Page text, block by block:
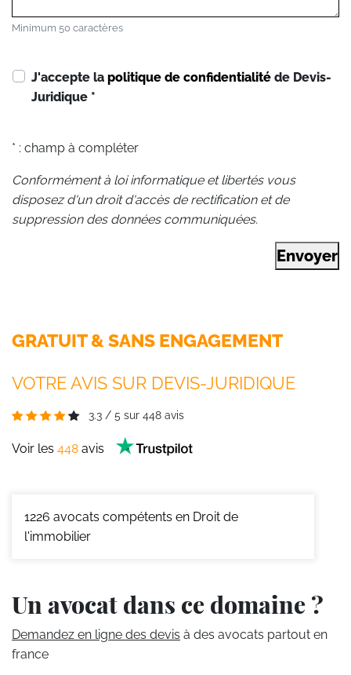
Minimum 50 caractères
J'accepte la politique de confidentialité de Devis-
Juridique *
* : champ à compléter
Conformément à loi informatique et libertés vous
disposez d'un droit d'accès de rectification et de
suppression des données communiquées.
Envoyer
GRATUIT & SANS ENGAGEMENT
VOTRE AVIS SUR DEVIS-JURIDIQUE
3.3 / 5 sur 448 avis
Voir les 448 avis
1226 avocats compétents en Droit de
l'immobilier
Un avocat dans ce domaine ?
Demandez en ligne des devis à des avocats partout en
france